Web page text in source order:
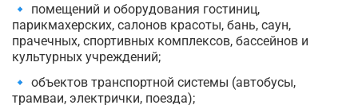
🔹 помещений и оборудования гостиниц,
парикмахерских, салонов красоты, бань, саун,
прачечных, спортивных комплексов, бассейнов и
культурных учреждений;
🔹 объектов транспортной системы (автобусы,
трамваи, электрички, поезда);